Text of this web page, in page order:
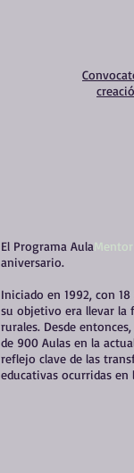
El Programa AulaMentor
aniversario.
Iniciado en 1992, con
su objetivo era llevar la
rurales. Desde
de 900 Aulas en la
reflejo clave de las
educativas ocurridas en